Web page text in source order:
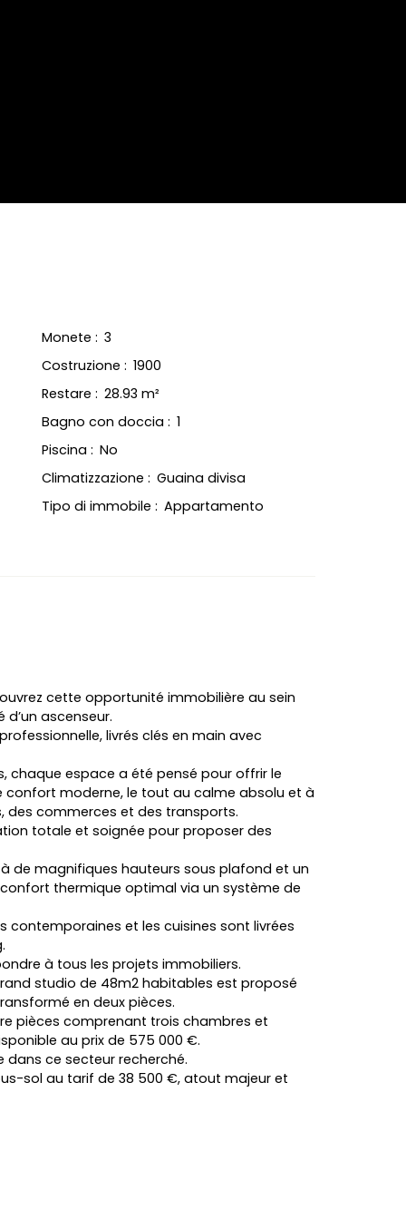
Monete : 3
Costruzione : 1900
Restare : 28.93 m²
Bagno con doccia : 1
Piscina : No
Climatizzazione : Guaina divisa
Tipo di immobile : Appartamento
cette opportunité immobilière au sein
d’un ascenseur.
livrés clés en main avec
chaque espace a été pensé pour offrir le
confort moderne, le tout au calme absolu et à
commerces et des transports.
totale et soignée pour proposer des
de magnifiques hauteurs sous plafond et un
thermique optimal via un système de
contemporaines et les cuisines sont livrées
à tous les projets immobiliers.
studio de 48m2 habitables est proposé
en deux pièces.
pièces comprenant trois chambres et
au prix de 575 000 €.
ce secteur recherché.
sol au tarif de 38 500 €, atout majeur et